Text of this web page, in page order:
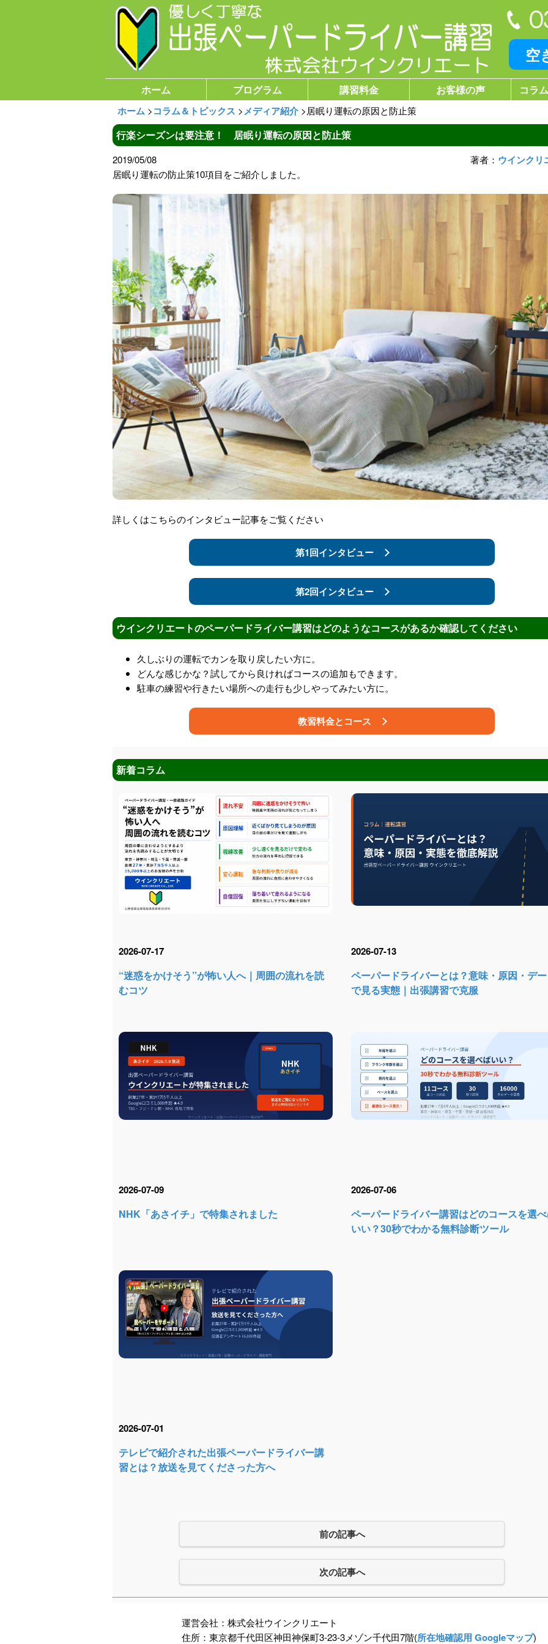
空
ホーム プログラム 講習料金 お客様の声 コラ
ホーム >コラム＆トピックス >メディア紹介 >居眠り運転の原因と防止策
行楽シーズンは要注意！ 居眠り運転の原因と防止策
2019/05/08 著者： ウインクリ
居眠り運転の防止策10項目をご紹介しました。
詳しくはこちらのインタビュー記事をご覧ください
第1回インタビュー
第2回インタビュー
ウインクリエートのペーパードライバー講習はどのようなコースがあるか確認してください
久しぶりの運転でカンを取り戻したい方に。
どんな感じかな？試してから良ければコースの追加もできます。
駐車の練習や行きたい場所への走行も少しやってみたい方に。
教習料金とコース
新着コラム
“迷惑をかけそう”が怖い人へ｜周囲の流れを読
むコツ
2026-07-17
ペーパードライバーとは？意味・原因・デ
で見る実態｜出張講習で克服
2026-07-13
NHK「あさイチ」で特集されました
2026-07-09
ペーパードライバー講習はどのコースを選
いい？30秒でわかる無料診断ツール
2026-07-06
テレビで紹介された出張ペーパードライバー講
習とは？放送を見てくださった方へ
2026-07-01
前の記事へ
次の記事へ
運営会社：株式会社ウインクリエート
住所：東京都千代田区神田神保町3-23-3メゾン千代田7階(所在地確認用 Googleマップ)